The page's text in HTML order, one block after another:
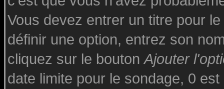
Vous devez entrer un titre pour
définir une option, entrez son
cliquez sur le boutonAjouter
date limite pour le sondage, 0